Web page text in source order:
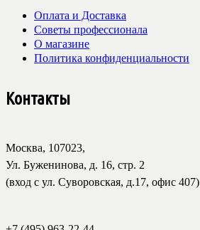
Оплата и Доставка
Советы профессионала
О магазине
Политика конфиденциальности
Контакты
Москва, 107023,
Ул. Буженинова, д. 16, стр. 2
(вход с ул. Суворовская, д.17, офис 407)